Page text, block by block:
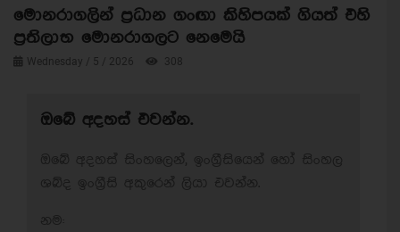
මොනරාගලින් ප්‍රධාන ගංඟා කිහිපයක් ගියත් එහි
ප්‍රතිලාභ මොනරාගලට නෙමෙයි
Wednesday / 5 / 2026 308
ඔබේ අදහස් එවන්න.